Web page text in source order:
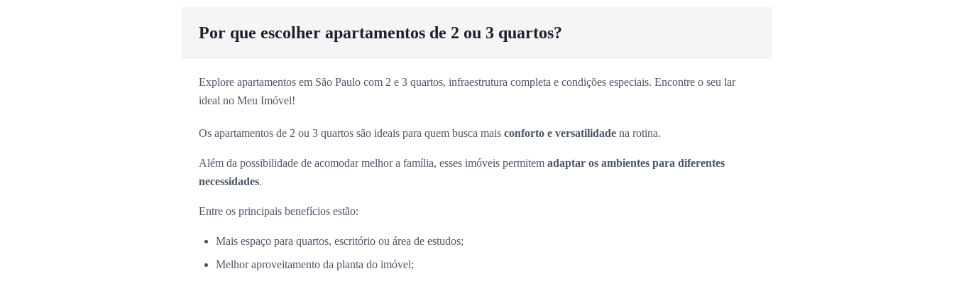
Por que escolher apartamentos de 2 ou 3 quartos?
Explore apartamentos em São Paulo com 2 e 3 quartos, infraestrutura completa e condições especiais. Encontre o seu lar
ideal no Meu Imóvel!
Os apartamentos de 2 ou 3 quartos são ideais para quem busca mais conforto e versatilidade na rotina.
Além da possibilidade de acomodar melhor a família, esses imóveis permitem adaptar os ambientes para diferentes
necessidades.
Entre os principais benefícios estão:
Mais espaço para quartos, escritório ou área de estudos;
Melhor aproveitamento da planta do imóvel;